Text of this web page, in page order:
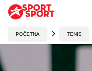
POČETNA TENIS